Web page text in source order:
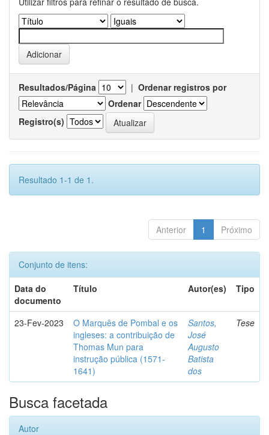
Resultados/Página | Ordenar registros por
Ordenar
Registro(s)
Resultado 1-1 de 1.
Anterior 1 Próximo
Conjunto de itens:
Data do
documento
Título Autor(es) Tipo
23-Fev-2023
O Marquês de Pombal e os
ingleses: a contribuição de
Thomas Mun para
instrução pública (1571-
1641)
Santos,
José
Augusto
Batista
dos
Tese
Busca facetada
Autor